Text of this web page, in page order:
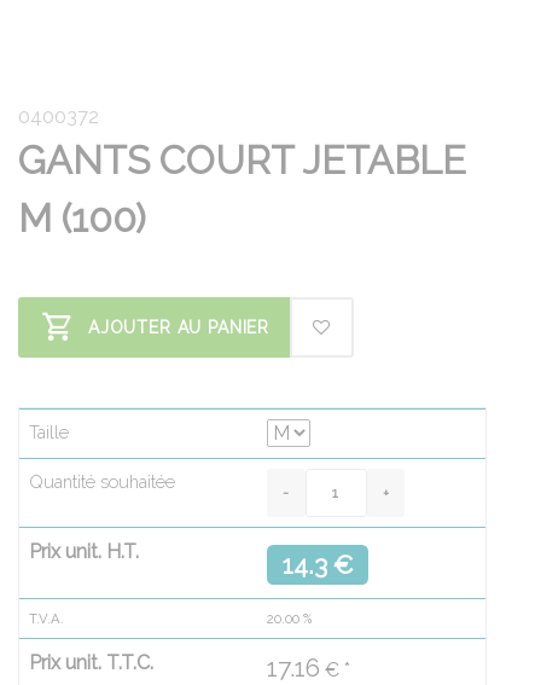
0400372
GANTS COURT JETABLE
M (100)
AJOUTER AU PANIER
Taille
Quantité souhaitée
Prix unit. H.T. 14.3 €
T.V.A. 20.00 %
Prix unit. T.T.C. 17.16 € *